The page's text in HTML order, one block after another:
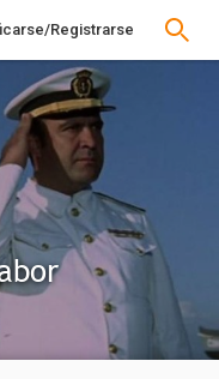
Registrarse